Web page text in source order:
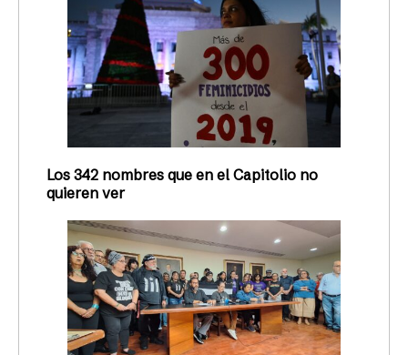
Los 342 nombres que en el Capitolio no
quieren ver